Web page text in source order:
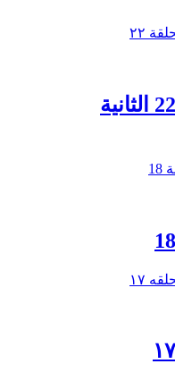
مسلسل لينك الحلقة 22 الثانية